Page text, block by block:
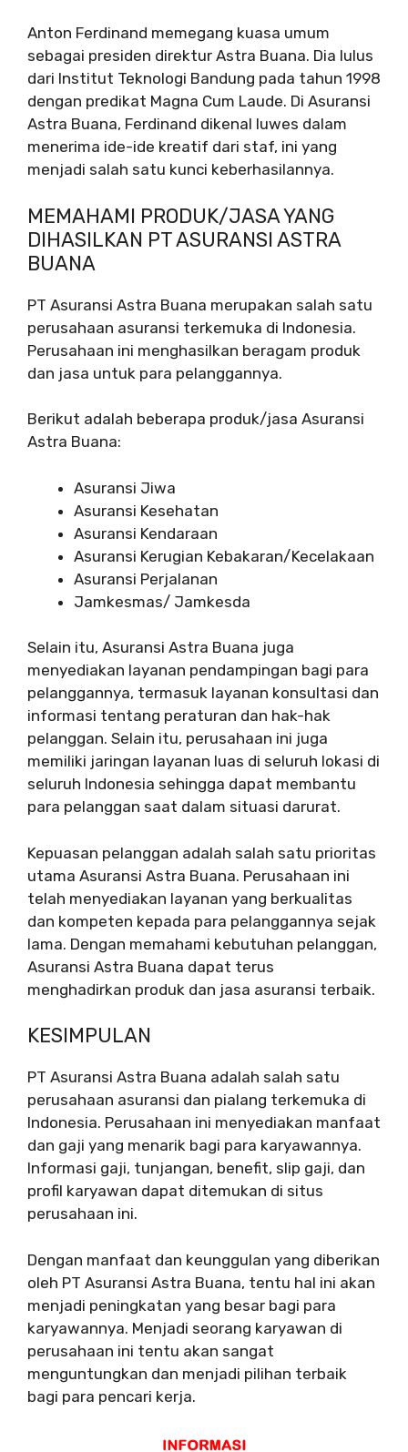
Anton Ferdinand memegang kuasa umum
sebagai presiden direktur Astra Buana. Dia lulus
dari Institut Teknologi Bandung pada tahun 1998
dengan predikat Magna Cum Laude. Di Asuransi
Astra Buana, Ferdinand dikenal luwes dalam
menerima ide-ide kreatif dari staf, ini yang
menjadi salah satu kunci keberhasilannya.
MEMAHAMI PRODUK/JASA YANG
DIHASILKAN PT ASURANSI ASTRA
BUANA
PT Asuransi Astra Buana merupakan salah satu
perusahaan asuransi terkemuka di Indonesia.
Perusahaan ini menghasilkan beragam produk
dan jasa untuk para pelanggannya.
Berikut adalah beberapa produk/jasa Asuransi
Astra Buana:
Asuransi Jiwa
Asuransi Kesehatan
Asuransi Kendaraan
Asuransi Kerugian Kebakaran/Kecelakaan
Asuransi Perjalanan
Jamkesmas/ Jamkesda
Selain itu, Asuransi Astra Buana juga
menyediakan layanan pendampingan bagi para
pelanggannya, termasuk layanan konsultasi dan
informasi tentang peraturan dan hak-hak
pelanggan. Selain itu, perusahaan ini juga
memiliki jaringan layanan luas di seluruh lokasi di
seluruh Indonesia sehingga dapat membantu
para pelanggan saat dalam situasi darurat.
Kepuasan pelanggan adalah salah satu prioritas
utama Asuransi Astra Buana. Perusahaan ini
telah menyediakan layanan yang berkualitas
dan kompeten kepada para pelanggannya sejak
lama. Dengan memahami kebutuhan pelanggan,
Asuransi Astra Buana dapat terus
menghadirkan produk dan jasa asuransi terbaik.
KESIMPULAN
PT Asuransi Astra Buana adalah salah satu
perusahaan asuransi dan pialang terkemuka di
Indonesia. Perusahaan ini menyediakan manfaat
dan gaji yang menarik bagi para karyawannya.
Informasi gaji, tunjangan, benefit, slip gaji, dan
profil karyawan dapat ditemukan di situs
perusahaan ini.
Dengan manfaat dan keunggulan yang diberikan
oleh PT Asuransi Astra Buana, tentu hal ini akan
menjadi peningkatan yang besar bagi para
karyawannya. Menjadi seorang karyawan di
perusahaan ini tentu akan sangat
menguntungkan dan menjadi pilihan terbaik
bagi para pencari kerja.